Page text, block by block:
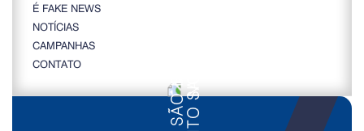
É FAKE NEWS
NOTÍCIAS
CAMPANHAS
CONTATO